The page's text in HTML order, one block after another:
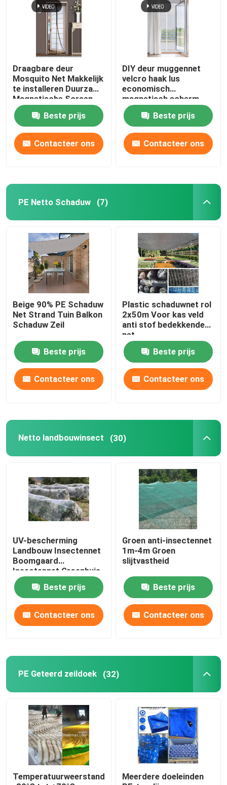
Draagbare deur
Mosquito Net Makkelijk
te installeren Duurzame
Magnetische Screen
Door
Beste prijs
Contacteer ons
DIY deur muggennet
velcro haak lus
economisch
magnetisch scherm
deur
Beste prijs
Contacteer ons
PE Netto Schaduw (7)
Beige 90% PE Schaduw
Net Strand Tuin Balkon
Schaduw Zeil
Beste prijs
Contacteer ons
Plastic schaduwnet rol
2x50m Voor kas veld
anti stof bedekkende
net
Beste prijs
Contacteer ons
Netto landbouwinsect (30)
UV-bescherming
Landbouw Insectennet
Boomgaard
Insectennet Groenhuis
Insectennet
Beste prijs
Contacteer ons
Groen anti-insectennet
1m-4m Groen
slijtvastheid
Beste prijs
Contacteer ons
PE Geteerd zeildoek (32)
Temperatuurweerstand
Meerdere doeleinden